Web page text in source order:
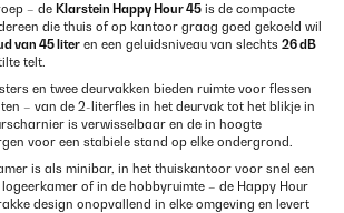
– de Klarstein Happy Hour 45 is de compacte
die thuis of op kantoor graag goed gekoeld wil
van 45 liter en een geluidsniveau van slechts 26 dB
telt.
en twee deurvakken bieden ruimte voor flessen
– van de 2-literfles in het deurvak tot het blikje in
is verwisselbaar en de in hoogte
voor een stabiele stand op elke ondergrond.
is als minibar, in het thuiskantoor voor snel een
of in de hobbyruimte – de Happy Hour
design onopvallend in elke omgeving en levert